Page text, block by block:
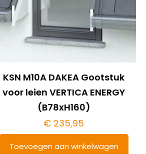
KSN M10A DAKEA Gootstuk
voor leien VERTICA ENERGY
(B78xH160)
€ 235,95
Toevoegen aan winkelwagen